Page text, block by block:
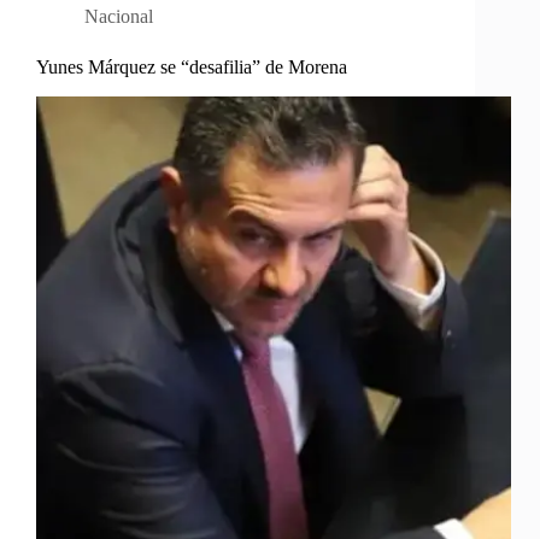
Nacional
Yunes Márquez se “desafilia” de Morena